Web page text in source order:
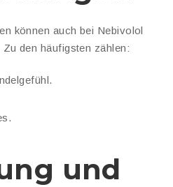
können auch bei Nebivolol
den häufigsten zählen:
und